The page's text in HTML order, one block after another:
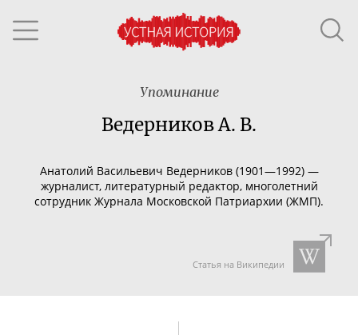
Упоминание
Ведерников А. В.
Анатолий Васильевич Ведерников (1901—1992) —
журналист, литературный редактор, многолетний
сотрудник Журнала Московской Патриархии (ЖМП).
Статья на Википедии